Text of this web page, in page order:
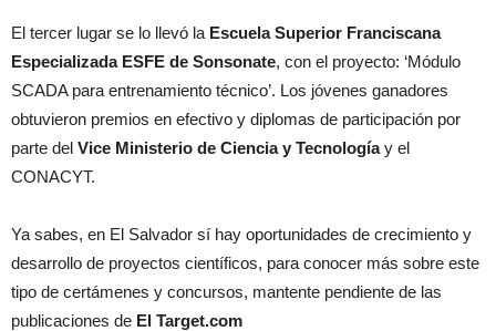
El tercer lugar se lo llevó la Escuela Superior Franciscana
Especializada ESFE de Sonsonate, con el proyecto: ‘Módulo
SCADA para entrenamiento técnico’. Los jóvenes ganadores
obtuvieron premios en efectivo y diplomas de participación por
parte del Vice Ministerio de Ciencia y Tecnologíay el
CONACYT.
Ya sabes, en El Salvador sí hay oportunidades de crecimiento y
desarrollo de proyectos científicos, para conocer más sobre este
tipo de certámenes y concursos, mantente pendiente de las
publicaciones de El Target.com